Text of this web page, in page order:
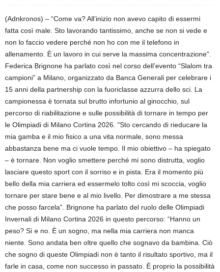
(Adnkronos) – “Come va? All’inizio non avevo capito di essermi
fatta così male. Sto lavorando tantissimo, anche se non si vede e
non lo faccio vedere perché non ho con me il telefono in
allenamento. È un lavoro in cui serve la massima concentrazione".
Federica Brignone ha parlato così nel corso dell’evento “Slalom tra
campioni” a Milano, organizzato da Banca Generali per celebrare i
15 anni della partnership con la fuoriclasse azzurra dello sci. La
campionessa è tornata sul brutto infortunio al ginocchio, sul
percorso di riabilitazione e sulle possibilità di tornare in tempo per
le Olimpiadi di Milano Cortina 2026. "Sto cercando di rieducare la
mia gamba e il mio fisico a una vita normale, sono messa
abbastanza bene ma ci vuole tempo. Il mio obiettivo – ha spiegato
– è tornare. Non voglio smettere perché mi sono distrutta, voglio
lasciare questo sport con il sorriso e in pista. Era il momento più
bello della mia carriera ed essermelo tolto così mi scoccia, voglio
tornare per stare bene e al mio livello. Per dimostrare a me stessa
che posso farcela”. Brignone ha parlato del ruolo delle Olimpiadi
Invernali di Milano Cortina 2026 in questo percorso: “Hanno un
peso? Sì e no. È un sogno, ma nella mia carriera non manca
niente. Sono andata ben oltre quello che sognavo da bambina. Ciò
che sogno di queste Olimpiadi non è tanto il risultato sportivo, ma il
farle in casa, come non successo in passato. È proprio la possibilità